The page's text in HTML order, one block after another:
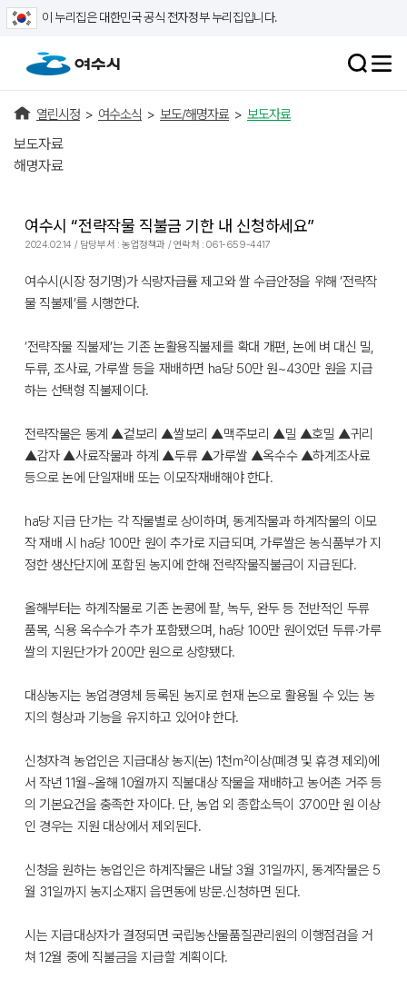
이 누리집은 대한민국 공식 전자정부 누리집입니다.
열린시정 > 여수소식 > 보도/해명자료 > 보도자료
보도자료
해명자료
여수시 “전략작물 직불금 기한 내 신청하세요”
2024.02.14 / 담당부서 : 농업정책과 / 연락처 : 061-659-4417
여수시(시장 정기명)가 식량자급률 제고와 쌀 수급안정을 위해 ‘전략작
물 직불제’를 시행한다.
‘전략작물 직불제’는 기존 논활용직불제를 확대 개편, 논에 벼 대신 밀,
두류, 조사료, 가루쌀 등을 재배하면 ha당 50만 원~430만 원을 지급
하는 선택형 직불제이다.
전략작물은 동계 ▲겉보리 ▲쌀보리 ▲맥주보리 ▲밀 ▲호밀 ▲귀리
▲감자 ▲사료작물과 하계 ▲두류 ▲가루쌀 ▲옥수수 ▲하계조사료
등으로 논에 단일재배 또는 이모작재배해야 한다.
ha당 지급 단가는 각 작물별로 상이하며, 동계작물과 하계작물의 이모
작 재배 시 ha당 100만 원이 추가로 지급되며, 가루쌀은 농식품부가 지
정한 생산단지에 포함된 농지에 한해 전략작물직불금이 지급된다.
올해부터는 하계작물로 기존 논콩에 팥, 녹두, 완두 등 전반적인 두류
품목, 식용 옥수수가 추가 포함됐으며, ha당 100만 원이었던 두류·가루
쌀의 지원단가가 200만 원으로 상향됐다.
대상농지는 농업경영체 등록된 농지로 현재 논으로 활용될 수 있는 농
지의 형상과 기능을 유지하고 있어야 한다.
신청자격 농업인은 지급대상 농지(논) 1천㎡이상(폐경 및 휴경 제외)에
서 작년 11월~올해 10월까지 직불대상 작물을 재배하고 농어촌 거주 등
의 기본요건을 충족한 자이다. 단, 농업 외 종합소득이 3700만 원 이상
인 경우는 지원 대상에서 제외된다.
신청을 원하는 농업인은 하계작물은 내달 3월 31일까지, 동계작물은 5
월 31일까지 농지소재지 읍면동에 방문․신청하면 된다.
시는 지급대상자가 결정되면 국립농산물품질관리원의 이행점검을 거
쳐 12월 중에 직불금을 지급할 계획이다.